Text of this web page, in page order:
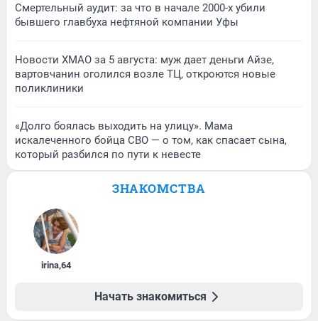
Смертельный аудит: за что в начале 2000-х убили
бывшего главбуха нефтяной компании Уфы
Новости ХМАО за 5 августа: муж дает деньги Айзе,
вартовчанин оголился возле ТЦ, откроются новые
поликлиники
«Долго боялась выходить на улицу». Мама
искалеченного бойца СВО — о том, как спасает сына,
который разбился по пути к невесте
ЗНАКОМСТВА
irina,64
Начать знакомиться